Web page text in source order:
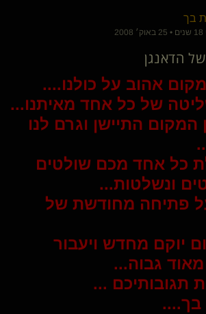
בך
הדאנגן
אהוב על כולנו....
של כל אחד מאיתנו...
התיישן וגרם לנו
כל אחד מכם שולטים
ונשלטות...
פתיחה מחודשת של
יוקם מחדש ויעבור
גבוה...
תגובותיכם ...
בך....